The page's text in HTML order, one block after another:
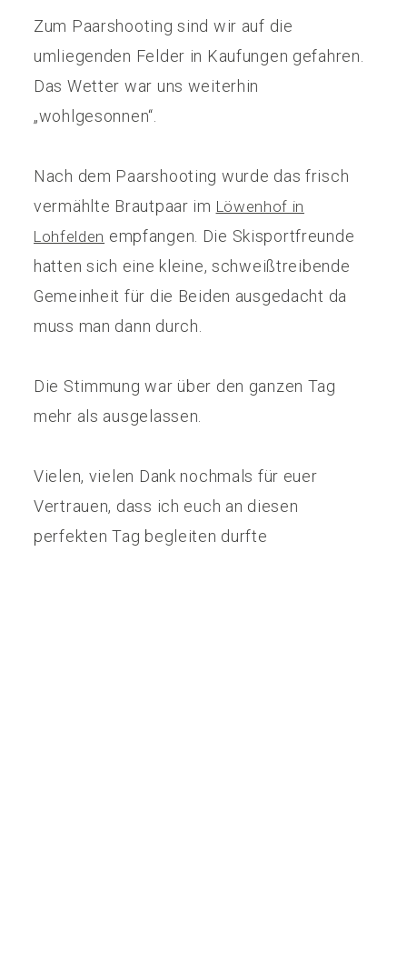
Zum Paarshooting sind wir auf die
umliegenden Felder in Kaufungen gefahren.
Das Wetter war uns weiterhin
„wohlgesonnen“.
Nach dem Paarshooting wurde das frisch
vermählte Brautpaar im Löwenhof in
Lohfelden empfangen. Die Skisportfreunde
hatten sich eine kleine, schweißtreibende
Gemeinheit für die Beiden ausgedacht da
muss man dann durch.
Die Stimmung war über den ganzen Tag
mehr als ausgelassen.
Vielen, vielen Dank nochmals für euer
Vertrauen, dass ich euch an diesen
perfekten Tag begleiten durfte